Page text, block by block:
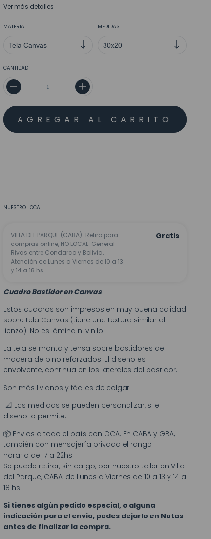
Ver más detalles
MATERIAL MEDIDAS
CANTIDAD
NUESTRO LOCAL
VILLA DEL PARQUE (CABA) Retiro para
compras online, NO LOCAL. General
Rivas entre Condarco y Bolivia.
Atención de Lunes a Viernes de 10 a 13
y 14 a 18 hs.
Gratis
Cuadro Bastidor en Canvas
Estos cuadros son impresos en muy buena calidad
sobre tela Canvas (tiene una textura similar al
lienzo). No es lámina ni vinilo.
La tela se monta y tensa sobre bastidores de
madera de pino reforzados. El diseño es
envolvente, continua en los laterales del bastidor.
Son más livianos y fáciles de colgar.
📐 Las medidas se pueden personalizar, si el
diseño lo permite.
📦 Envios a todo el país con OCA. En CABA y GBA,
también con mensajería privada el rango
horario de 17 a 22hs.
Se puede retirar, sin cargo, por nuestro taller en Villa
del Parque, CABA, de Lunes a Viernes de 10 a 13 y 14 a
18 hs.
Si tienes algún pedido especial, o alguna
indicación para el envio, podes dejarlo en Notas
antes de finalizar la compra.